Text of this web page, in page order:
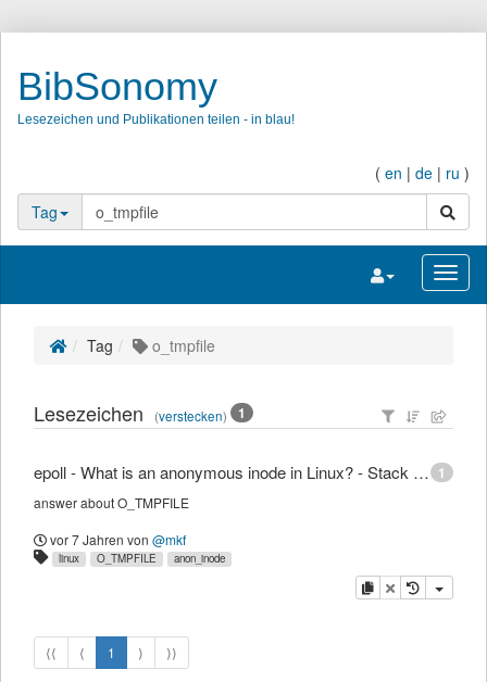
BibSonomy
Lesezeichen und Publikationen teilen - in blau!
( en | de | ru )
Tag
Suche
Navigation
Tag o_tmpfile
Lesezeichen (verstecken) 1
1
epoll - What is an anonymous inode in Linux? - Stack Overflow
answer about O_TMPFILE
vor 7 Jahren von @mkf
linux O_TMPFILE anon_inode
Kopieren
Löschen
⟨⟨ ⟨ 1 ⟩ ⟩⟩